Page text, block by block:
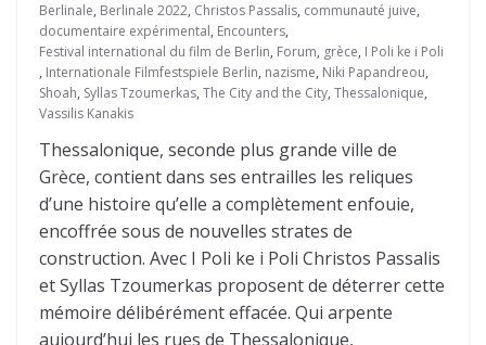
Berlinale, Berlinale 2022, Christos Passalis, communauté juive,
documentaire expérimental, Encounters,
Festival international du film de Berlin, Forum, grèce, I Poli ke i Poli
, Internationale Filmfestspiele Berlin, nazisme, Niki Papandreou,
Shoah, Syllas Tzoumerkas, The City and the City, Thessalonique,
Vassilis Kanakis
Thessalonique, seconde plus grande ville de
Grèce, contient dans ses entrailles les reliques
d’une histoire qu’elle a complètement enfouie,
encoffrée sous de nouvelles strates de
construction. Avec I Poli ke i Poli Christos Passalis
et Syllas Tzoumerkas proposent de déterrer cette
mémoire délibérément effacée. Qui arpente
aujourd’hui les rues de Thessalonique,